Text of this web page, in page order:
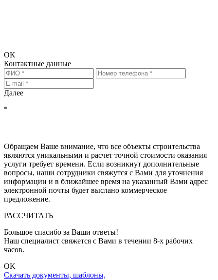
OK
Контактные данные
Далее
*
Обращаем Ваше внимание, что все объекты строительства
являются уникальными и расчет точной стоимости оказания
услуги требует времени. Если возникнут дополнительные
вопросы, наши сотрудники свяжутся с Вами для уточнения
информации и в ближайшее время на указанный Вами адрес
электронной почты будет выслано коммерческое
предложение.
РАССЧИТАТЬ
Большое спасибо за Ваши ответы!
Наш специалист свяжется с Вами в течении 8-x рабочих
часов.
OK
Скачать документы, шаблоны,